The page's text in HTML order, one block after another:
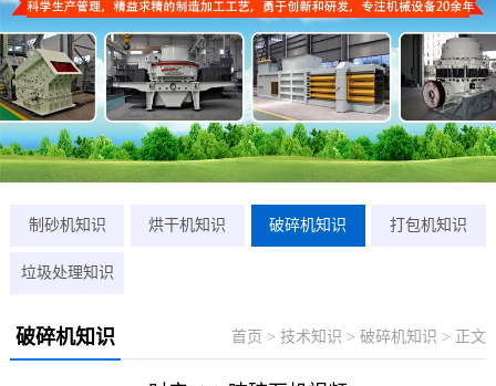
制砂机知识 烘干机知识 破碎机知识 打包机知识
垃圾处理知识
首页 >技术知识 >破碎机知识 > 正文
破碎机知识